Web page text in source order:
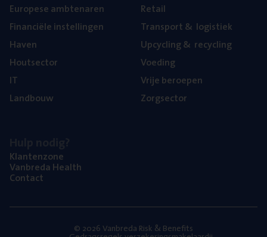
Euro­pe­se ambtenaren
Finan­ci­ë­le instellingen
Haven
Hout­sec­tor
IT
Land­bouw
Retail
Trans­port& logistiek
Upcy­cling& recycling
Voe­ding
Vrije beroe­pen
Zorg­sec­tor
Klan­ten­zo­ne
Van­b­re­da Health
Con­tact
© 2026 Vanbreda Risk & Benefits